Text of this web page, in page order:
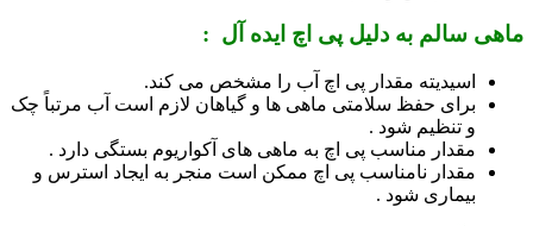
ماهی سالم به دلیل پی اچ ایده آل :
اسیدیته مقدار پی اچ آب را مشخص می کند.
برای حفظ سلامتی ماهی ها و گیاهان لازم است آب مرتباً چک
و تنظیم شود .
مقدار مناسب پی اچ به ماهی های آکواریوم بستگی دارد .
مقدار نامناسب پی اچ ممکن است منجر به ایجاد استرس و
بیماری شود .